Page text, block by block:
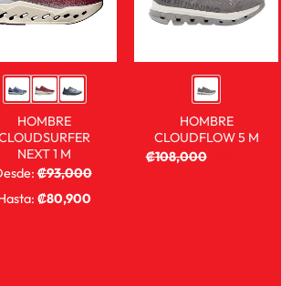
HOMBRE
NEXT 1 M
₡93,000
68,900
₡80,900
HOMBRE
CLOUDFLOW 5 M
₡108,000